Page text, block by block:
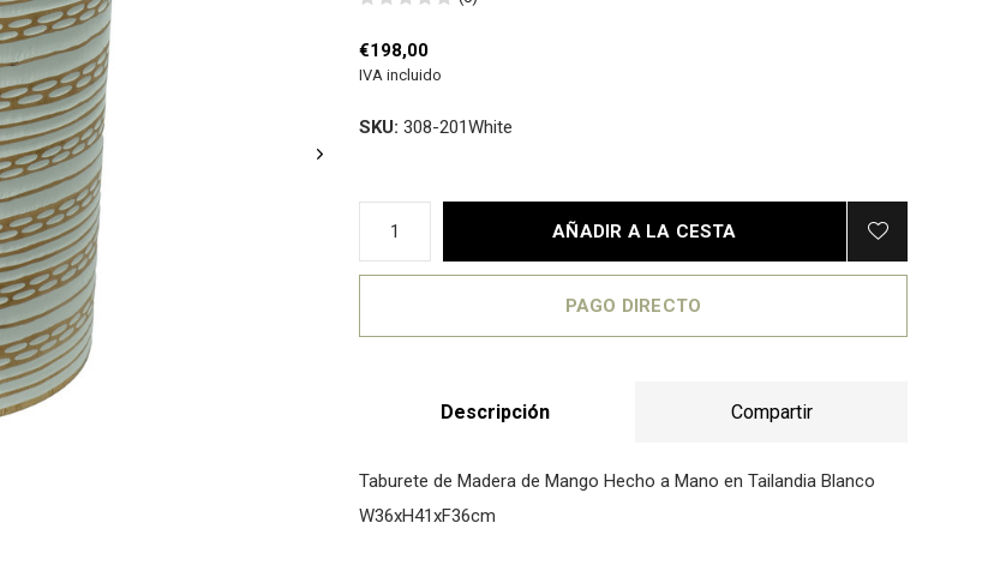
€198,00
IVA incluido
SKU: 308-201White
AÑADIR A LA CESTA
PAGO DIRECTO
Descripción Compartir
Taburete de Madera de Mango Hecho a Mano en Tailandia Blanco
W36xH41xF36cm